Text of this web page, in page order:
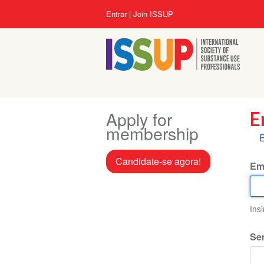
Menu
da
conta
do
usuário
Entrar Join ISSUP
Apply for
membership
Candidate-se agora!